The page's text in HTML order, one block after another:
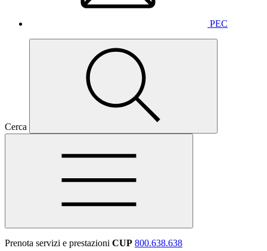
PEC
Cerca
Prenota servizi e prestazioni CUP 800.638.638